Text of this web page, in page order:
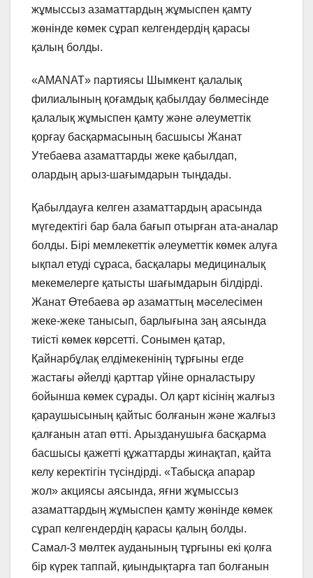
жұмыссыз азаматтардың жұмыспен қамту
жөнінде көмек сұрап келгендердің қарасы
қалың болды.
«AMANAT» партиясы Шымкент қалалық
филиалының қоғамдық қабылдау бөлмесінде
қалалық жұмыспен қамту және әлеуметтік
қорғау басқармасының басшысы Жанат
Утебаева азаматтарды жеке қабылдап,
олардың арыз-шағымдарын тыңдады.
Қабылдауға келген азаматтардың арасында
мүгедектігі бар бала бағып отырған ата-аналар
болды. Бірі мемлекеттік әлеуметтік көмек алуға
ықпал етуді сұраса, басқалары медициналық
мекемелерге қатысты шағымдарын білдірді.
Жанат Өтебаева әр азаматтың мәселесімен
жеке-жеке танысып, барлығына заң аясында
тиісті көмек көрсетті. Сонымен қатар,
Қайнарбұлақ елдімекенінің тұрғыны егде
жастағы әйелді қарттар үйіне орналастыру
бойынша көмек сұрады. Ол қарт кісінің жалғыз
қараушысының қайтыс болғанын және жалғыз
қалғанын атап өтті. Арызданушыға басқарма
басшысы қажетті құжаттарды жинақтап, қайта
келу керектігін түсіндірді. «Табысқа апарар
жол» акциясы аясында, яғни жұмыссыз
азаматтардың жұмыспен қамту жөнінде көмек
сұрап келгендердің қарасы қалың болды.
Самал-3 мөлтек ауданының тұрғыны екі қолға
бір күрек таппай, қиындықтарға тап болғанын